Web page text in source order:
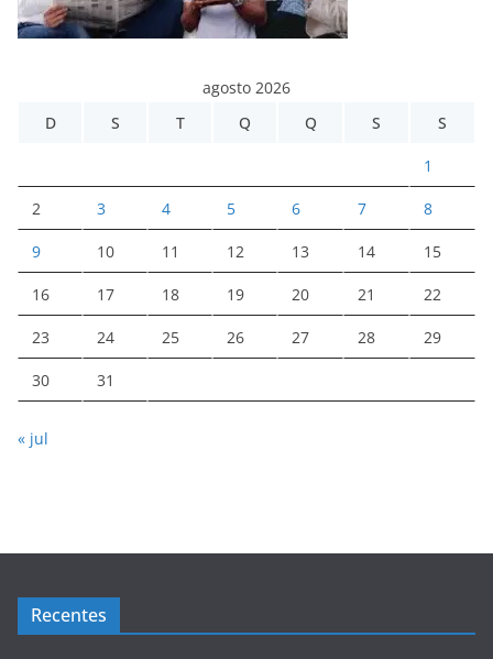
agosto 2026
D
S T Q Q S S
1
2 3 4 5 6 7 8
9 10 11 12 13 14 15
16 17 18 19 20 21 22
23 24 25 26 27 28 29
30 31
« jul
Recentes